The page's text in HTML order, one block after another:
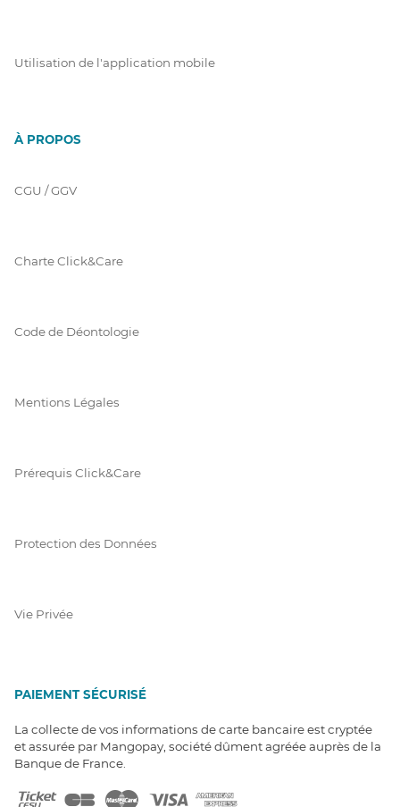
Utilisation de l'application mobile
À PROPOS
CGU / GGV
Charte Click&Care
Code de Déontologie
Mentions Légales
Prérequis Click&Care
Protection des Données
Vie Privée
PAIEMENT SÉCURISÉ
La collecte de vos informations de carte bancaire est cryptée
et assurée par Mangopay, société dûment agréée auprès de la
Banque de France.